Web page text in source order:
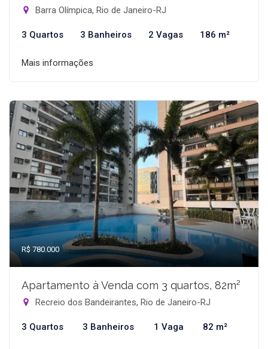
Barra Olímpica, Rio de Janeiro-RJ
3 Quartos 3 Banheiros 2 Vagas 186 m²
Mais informações
R$ 780.000
Apartamento à Venda com 3 quartos, 82m²
Recreio dos Bandeirantes, Rio de Janeiro-RJ
3 Quartos 3 Banheiros 1 Vaga 82 m²